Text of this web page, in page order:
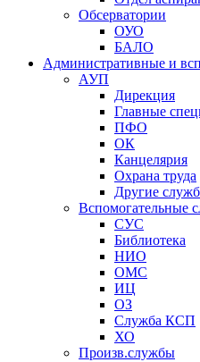
Обсерватории
ОУО
БАЛО
Административные и
АУП
Дирекция
Главные
ПФО
ОК
Канцелярия
Охрана труда
Другие
Вспомогательные
СУС
Библиотека
НИО
ОМС
ИЦ
ОЗ
Служба КСП
ХО
Произв.службы